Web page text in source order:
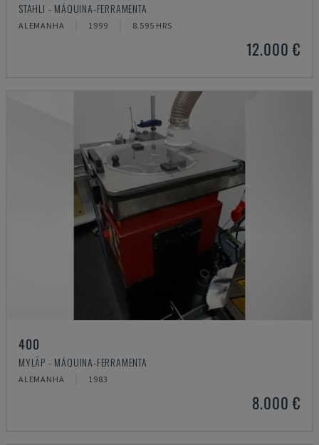
STAHLI - MÁQUINA-FERRAMENTA
ALEMANHA 1999 8.595 HRS
12.000 €
400
MYLÄP - MÁQUINA-FERRAMENTA
ALEMANHA 1983
8.000 €